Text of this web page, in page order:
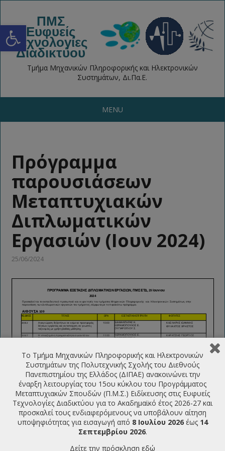
Open toolbar ΠΜΣ
Ευφυείς
Τεχνολογίες
Διαδικτύου
Τμήμα Μηχανικών Πληροφορικής και Ηλεκτρονικών
Συστημάτων, Δι.Πα.Ε.
MENU
Πρόγραμμα
παρουσιάσεων
Μεταπτυχιακών
Διπλωματικών
Εργασιών (Ιουν 2024)
25/06/2024
ΤΕΛΕΥΤΑΙΕΣ ΑΝΑΚΟΙΝΩΣΕΙΣ
Το Τμήμα Μηχανικών Πληροφορικής και Ηλεκτρονικών
Συστημάτων της Πολυτεχνικής Σχολής του Διεθνούς
Πανεπιστημίου της Ελλάδος (ΔΙΠΑΕ) ανακοινώνει την
έναρξη λειτουργίας του 15ου κύκλου του Προγράμματος
Μεταπτυχιακών Σπουδών (Π.Μ.Σ.) Ειδίκευσης στις Ευφυείς
Τεχνολογίες Διαδικτύου για το Ακαδημαϊκό έτος 2026-27 και
προσκαλεί τους ενδιαφερόμενους να υποβάλουν αίτηση
υποψηφιότητας για εισαγωγή από 8 Ιουλίου 2026 έως 14
Σεπτεμβρίου 2026.
Δείτε την πρόσκληση εδώ